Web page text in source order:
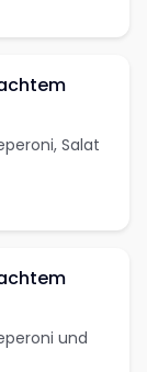
Salat
und